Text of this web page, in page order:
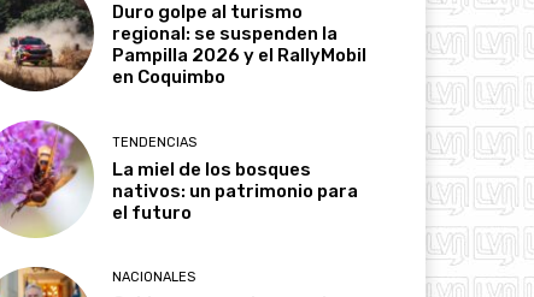
Duro golpe al turismo
regional: se suspenden la
Pampilla 2026 y el RallyMobil
en Coquimbo
TENDENCIAS
La miel de los bosques
nativos: un patrimonio para
el futuro
NACIONALES